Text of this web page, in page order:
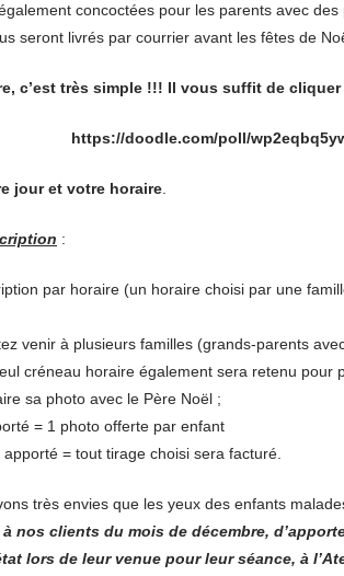
concoctées pour les parents avec
seront livrés par courrier avant les fêtes de
c’est très simple !!! Il vous suffit de
https://doodle.com/poll/
jour et votre horaire
:
par horaire (un horaire choisi par une
venir à plusieurs familles (grands-parents
créneau horaire également sera retenu pour
sa photo avec le Père Noël ;
= 1 photo offerte par enfant
= tout tirage choisi sera facturé.
très envies que les yeux des enfants
nos clients du mois de décembre,
lors de leur venue pour leur séance, à